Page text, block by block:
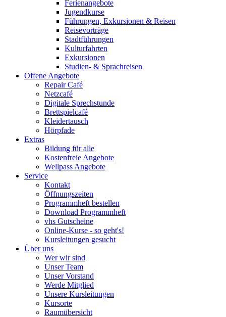
Ferienangebote
Jugendkurse
Führungen, Exkursionen & Reisen
Reisevorträge
Stadtführungen
Kulturfahrten
Exkursionen
Studien- & Sprachreisen
Offene Angebote
Repair Café
Netzcafé
Digitale Sprechstunde
Brettspielcafé
Kleidertausch
Hörpfade
Extras
Bildung für alle
Kostenfreie Angebote
Wellpass Angebote
Service
Kontakt
Öffnungszeiten
Programmheft bestellen
Download Programmheft
vhs Gutscheine
Online-Kurse - so geht's!
Kursleitungen gesucht
Über uns
Wer wir sind
Unser Team
Unser Vorstand
Werde Mitglied
Unsere Kursleitungen
Kursorte
Raumübersicht